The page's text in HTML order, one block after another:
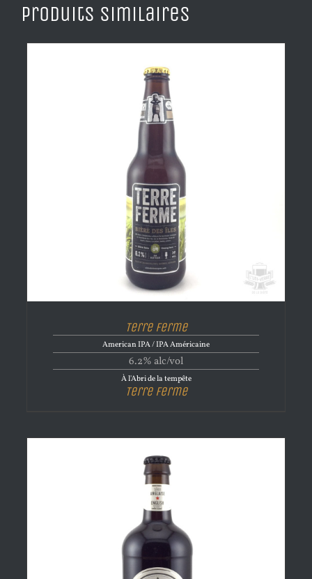
Produits similaires
Terre Ferme
American IPA / IPA Américaine
6.2% alc/vol
À l'Abri de la tempête
Terre Ferme